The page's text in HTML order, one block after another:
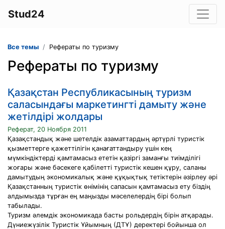
Stud24
Все темы Рефераты по туризму
Рефераты по туризму
Қазақстан Республикасының туризм
саласындағы маркетингті дамыту және
жетілдірі жолдары
Реферат, 20 Ноября 2011
Қазақстандық және шетелдік азаматтардың әртүрлі туристік
қызметтерге қажеттілігін қанағаттандыру үшін кең
мүмкіндіктерді қамтамасыз ететін қазіргі заманғы тиімділігі
жоғары және бәсекеге қабілетті туристік кешен құру, саланы
дамытудың экономикалық және құқықтық тетіктерін әзірлеу әрі
Қазақстанның туристік өнімінің сапасын қамтамасыз ету біздің
алдымызда тұрған ең маңызды мәселелердің бірі болып
табылады.
Туризм әлемдік экономикада басты рольдердің бірін атқарады.
Дүниежүзілік Туристік Ұйымның (ДТҰ) деректері бойынша ол